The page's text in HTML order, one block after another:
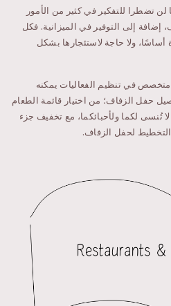
لن تضطرا للتفكير في كثير من الأمور
إضافة إلى التوفير في الميزانية. فكل
أساسًا، ولا حاجة لاستئجارها بشكل
في تنظيم الفعاليات يمكنه
حفل الزفاف؛ من اختيار قائمة الطعام
تُنسى لكما ولأحبائكما، مع تخفيف جزء
لحفل الزفاف.